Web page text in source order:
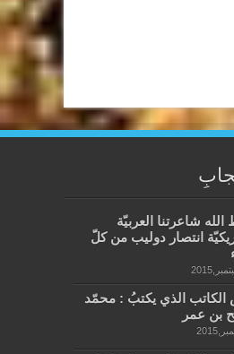
شاعرتنا العربيّة
انتصار دوليب من كلّ
الكاتب الذي يكتبُ : محمّد
بن عمر